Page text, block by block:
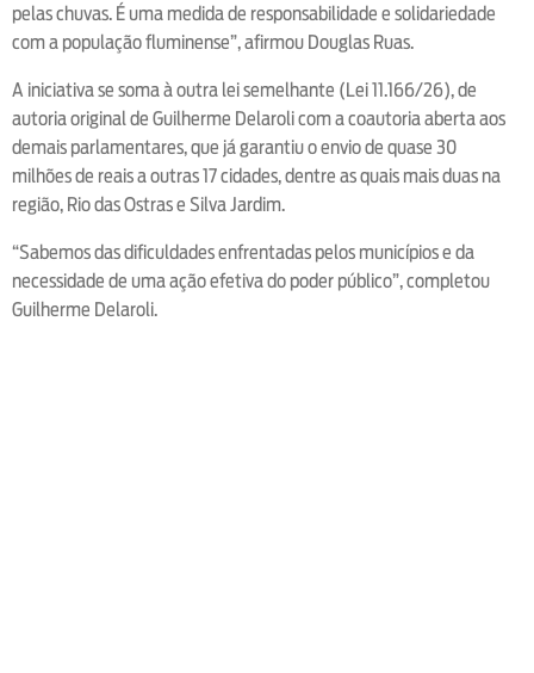
pelas chuvas. É uma medida de responsabilidade e solidariedade
com a população fluminense”, afirmou Douglas Ruas.
A iniciativa se soma à outra lei semelhante (Lei 11.166/26), de
autoria original de Guilherme Delaroli com a coautoria aberta aos
demais parlamentares, que já garantiu o envio de quase 30
milhões de reais a outras 17 cidades, dentre as quais mais duas na
região, Rio das Ostras e Silva Jardim.
“Sabemos das dificuldades enfrentadas pelos municípios e da
necessidade de uma ação efetiva do poder público”, completou
Guilherme Delaroli.